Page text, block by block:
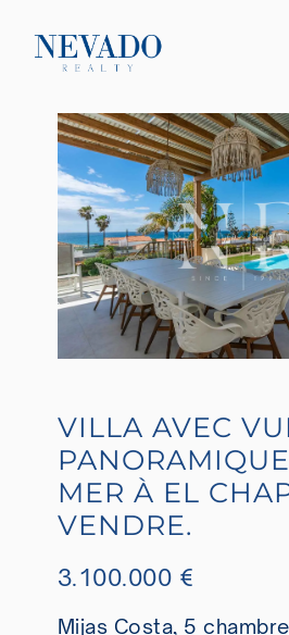
VILLA AVEC
MER À EL
VENDRE.
3.100.000 €
Mijas Costa, 5